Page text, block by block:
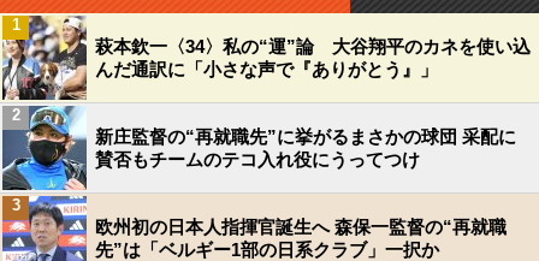
萩本欽一〈34〉私の“運”論 大谷翔平のカネを使い込
んだ通訳に「小さな声で『ありがとう』」
1
新庄監督の“再就職先”に挙がるまさかの球団 采配に
賛否もチームのテコ入れ役にうってつけ
2
欧州初の日本人指揮官誕生へ 森保一監督の“再就職
先”は「ベルギー1部の日系クラブ」一択か
3